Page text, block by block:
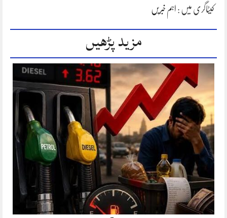
کیٹاگری میں : اہم خبریں
مزید پڑھیں